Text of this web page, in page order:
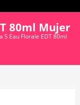
80ml Mujer
S Eau Florale EDT 80ml